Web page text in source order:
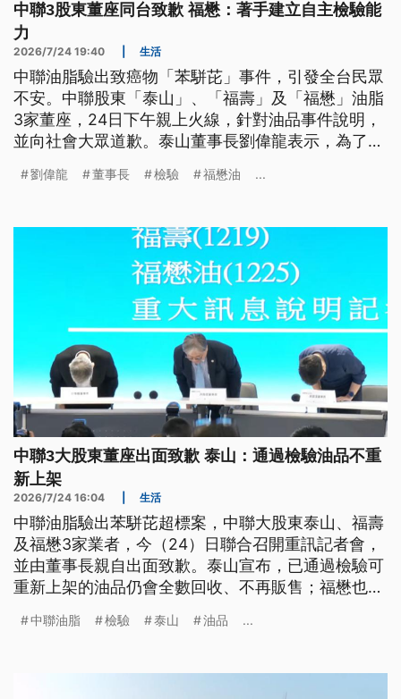
中聯3股東董座同台致歉 福懋：著手建立自主檢驗能
力
2026/7/24 19:40 生活
中聯油脂驗出致癌物「苯駢芘」事件，引發全台民眾
不安。中聯股東「泰山」、「福壽」及「福懋」油脂
3家董座，24日下午親上火線，針對油品事件說明，
並向社會大眾道歉。泰山董事長劉偉龍表示，為了撫
收，不再上市銷售；並強調中聯沒有徹底改善，泰山
力。
劉偉龍 董事長 檢驗 福懋油 ...
中聯3大股東董座出面致歉 泰山：通過檢驗油品不重
新上架
2026/7/24 16:04 生活
中聯油脂驗出苯駢芘超標案，中聯大股東泰山、福壽
及福懋3家業者，今（24）日聯合召開重訊記者會，
並由董事長親自出面致歉。泰山宣布，已通過檢驗可
重新上架的油品仍會全數回收、不再販售；福懋也表
驗；福壽則強調，尊重司法調查結果。
中聯油脂 檢驗 泰山 油品 ...